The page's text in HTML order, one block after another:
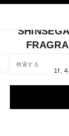
この検索バーの
ブティックカードを
1f,
フィルター
以下に関するフ